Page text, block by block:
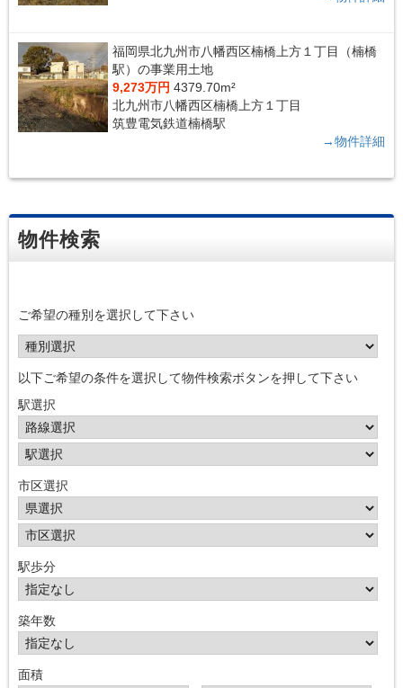
福岡県北九州市八幡西区楠橋上方１丁目（楠橋
駅）の事業用土地
9,273万円 4379.70m²
北九州市八幡西区楠橋上方１丁目
筑豊電気鉄道楠橋駅
→物件詳細
物件検索
ご希望の種別を選択して下さい
以下ご希望の条件を選択して物件検索ボタンを押して下さい
駅選択
市区選択
駅歩分
築年数
面積